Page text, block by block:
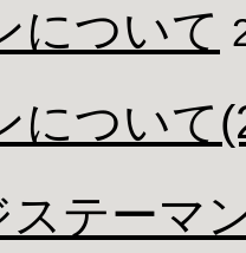
について
について
ステーマ